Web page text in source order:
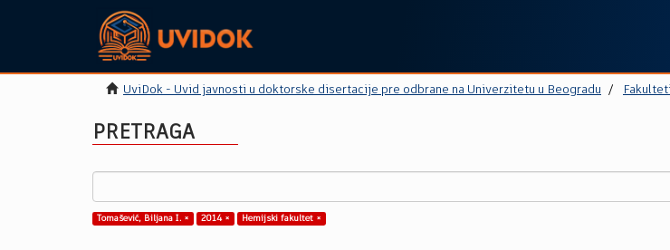
UviDok - Uvid javnosti u doktorske disertacije pre odbrane na Univerzitetu u Beogradu
PRETRAGA
Tomašević, Biljana I. × 2014 × Hemijski fakultet ×